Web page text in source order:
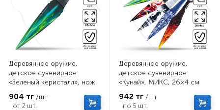
Деревянное оружие,
детское сувенирное
«Зеленый керисталл», нож
904 тг /шт
от 2 шт.
Деревянное оружие,
детское сувенирное
«Кунай», МИКС, 26×4 см
942 тг /шт
по 5 шт.